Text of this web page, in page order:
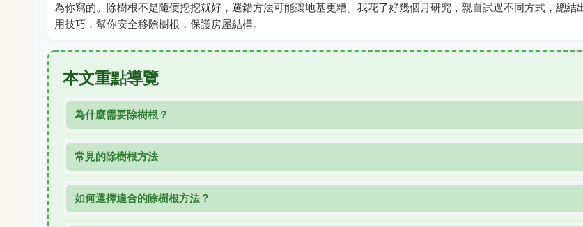
為你寫的。除樹根不是隨便挖挖就好，選錯方法可能讓地基更糟。我花了好幾個月研究，親自試過不同方式，總結
用技巧，幫你安全移除樹根，保護房屋結構。
本文重點導覽
為什麼需要除樹根？
常見的除樹根方法
如何選擇適合的除樹根方法？